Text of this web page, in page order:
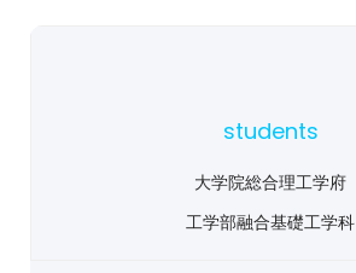
students
大学院総合理工学府
工学部融合基礎工学科